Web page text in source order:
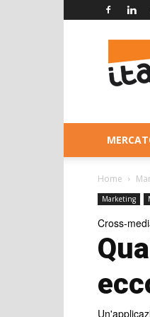
Home
Marketing
Cross-